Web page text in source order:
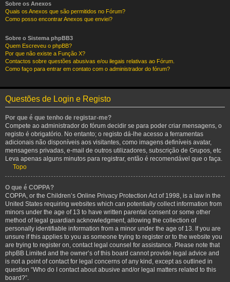
Sobre os Anexos
Quais os Anexos que são permitidos no Fórum?
Como posso encontrar Anexos que enviei?
Sobre o Sistema phpBB3
Quem Escreveu o phpBB?
Por que não existe a Função X?
Contactos sobre questões abusivas e/ou ilegais relativas ao Fórum.
Como faço para entrar em contato com o administrador do fórum?
Questões de Login e Registo
Por que é que tenho de registar-me?
Compete ao administrador do fórum decidir se para poder criar mensagens, o
registo é obrigatório. No entanto; o registo dá-lhe acesso a ferramentas
adicionais não disponíveis aos visitantes, como imagens definíveis avatar,
mensagens privadas, e-mail de outros utilizadores, subscrição de Grupos, etc
Leva apenas alguns minutos para registrar, então é recomendável que o faça.
Topo
O que é COPPA?
COPPA, or the Children’s Online Privacy Protection Act of 1998, is a law in the
United States requiring websites which can potentially collect information from
minors under the age of 13 to have written parental consent or some other
method of legal guardian acknowledgment, allowing the collection of
personally identifiable information from a minor under the age of 13. If you are
unsure if this applies to you as someone trying to register or to the website you
are trying to register on, contact legal counsel for assistance. Please note that
phpBB Limited and the owner’s of this board cannot provide legal advice and
is not a point of contact for legal concerns of any kind, except as outlined in
question “Who do I contact about abusive and/or legal matters related to this
board?”.